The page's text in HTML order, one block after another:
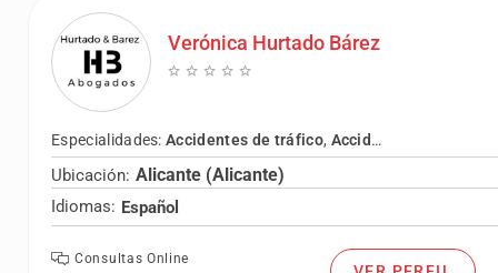
Verónica Hurtado Bárez
Especialidades:Accidentes de tráfico, Accidentes laborales
Ubicación: Alicante (Alicante)
Idiomas: Español
Consultas Online